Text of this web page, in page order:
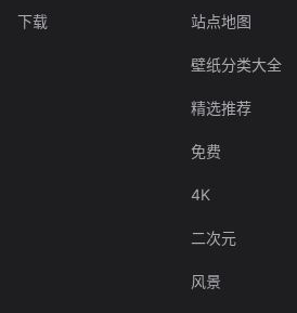
下载 站点地图
壁纸分类大全
精选推荐
免费
4K
二次元
风景